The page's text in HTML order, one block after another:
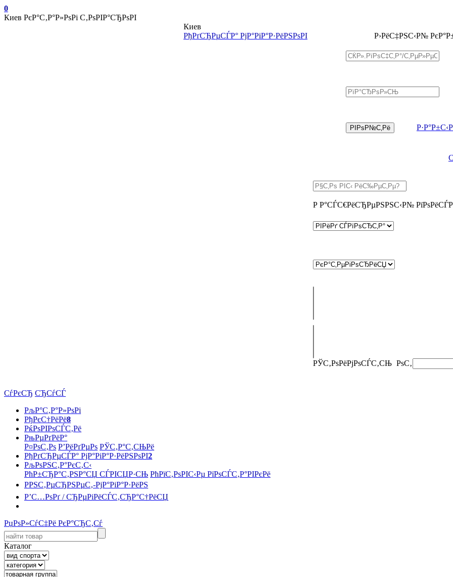
0
Киев РєР°С‚Р°Р»РѕРі С‚РѕРІР°СЂРѕРІ
Киев
РђРґСЂРµСЃР° РјР°РіР°Р·РёРЅРѕРІ
Р›РёС‡РЅС‹Р№
Р Р°СЃС€РёСЂРµРЅРЅС‹Р№
РЎС‚РѕРёРјРѕСЃС‚СЊ РѕС‚
СѓРєСЂ СЂСѓСЃ
РљР°С‚Р°Р»РѕРі
РђРєС†РёРё8
РќРѕРІРѕСЃС‚Рё
РњРµРґРёР°
Р¤РѕС‚Рѕ Р’РёРґРµРѕ РЎС‚Р°С‚СЊРё
РђРґСЂРµСЃР° РјР°РіР°Р·РёРЅРѕРІ2
РљРѕРЅС‚Р°РєС‚С‹
РћР±СЂР°С‚РЅР°СЏ СЃРІСЏР·СЊ РћРїС‚РѕРІС‹Рµ РїРѕСЃС‚Р°РІРєРё
РРЅС‚РµСЂРЅРµС‚-РјР°РіР°Р·РёРЅ
Р’С…РѕРґ / СЂРµРіРёСЃС‚СЂР°С†РёСЏ
РџРѕР»СѓС‡Рё РєР°СЂС‚Сѓ
Каталог